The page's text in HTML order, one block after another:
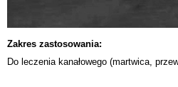
Zakres zastosowania:
Do leczenia kanałowego (martwica,